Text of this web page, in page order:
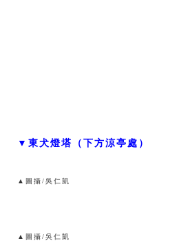
▼東犬燈塔（下方涼亭處）
▲圖攝/吳仁凱
▲圖攝/吳仁凱